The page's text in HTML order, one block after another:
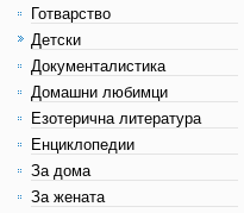
Готварство
Детски
Документалистика
Домашни любимци
Езотерична литература
Енциклопедии
За дома
За жената